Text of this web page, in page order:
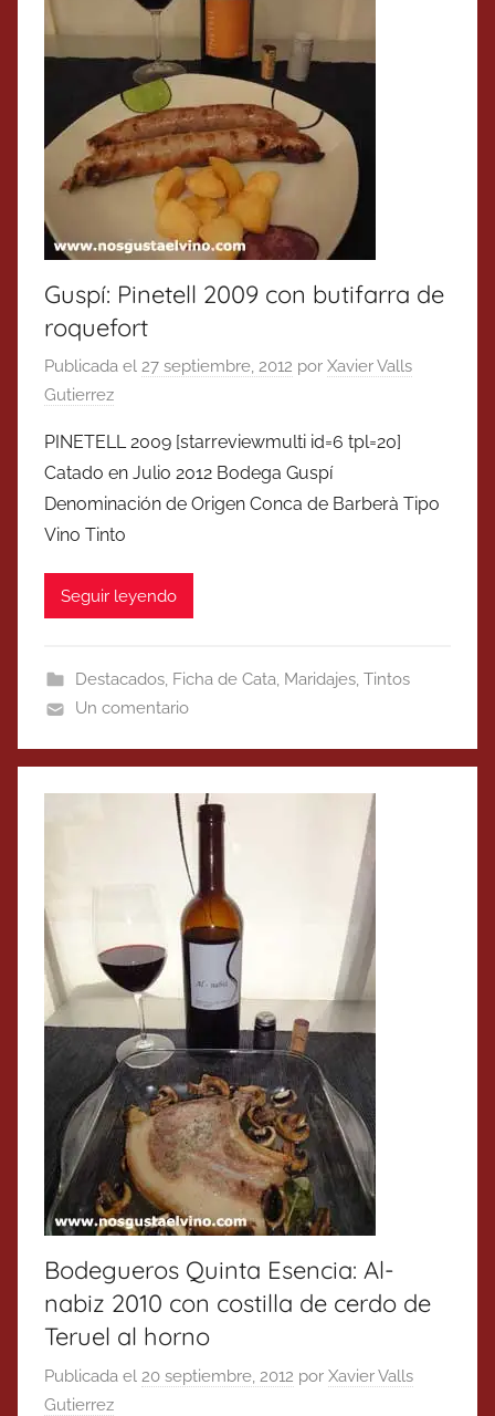
Guspí: Pinetell 2009 con butifarra de
roquefort
Publicada el 27 septiembre, 2012 por Xavier Valls
Gutierrez
PINETELL 2009 [starreviewmulti id=6 tpl=20]
Catado en Julio 2012 Bodega Guspí
Denominación de Origen Conca de Barberà Tipo
Vino Tinto
Seguir leyendo
Destacados, Ficha de Cata, Maridajes, Tintos
Un comentario
Bodegueros Quinta Esencia: Al-
nabiz 2010 con costilla de cerdo de
Teruel al horno
Publicada el 20 septiembre, 2012 por Xavier Valls
Gutierrez